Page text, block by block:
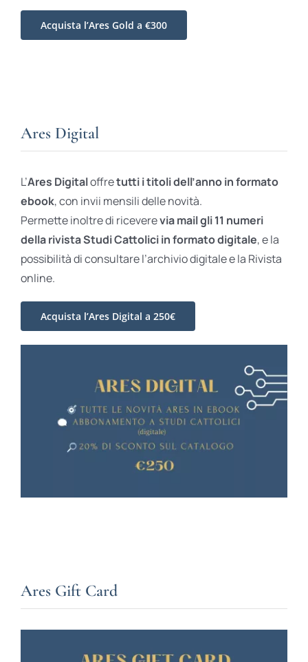
Acquista l’Ares Gold a €300
Ares Digital
L’Ares Digitaloffretutti i titoli dell’anno in formato
ebook, con invii mensili delle novità.
Permette inoltre di riceverevia mail gli 11 numeri
della rivista Studi Cattolici in formato digitale, e la
possibilità di consultare l’archivio digitale e la Rivista
online.
Acquista l’Ares Digital a 250€
Ares Gift Card